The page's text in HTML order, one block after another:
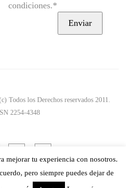
condiciones.*
Todos los Derechos reservados 2011.
2254-4348
mejorar tu experiencia con nosotros.
pero siempre puedes dejar de